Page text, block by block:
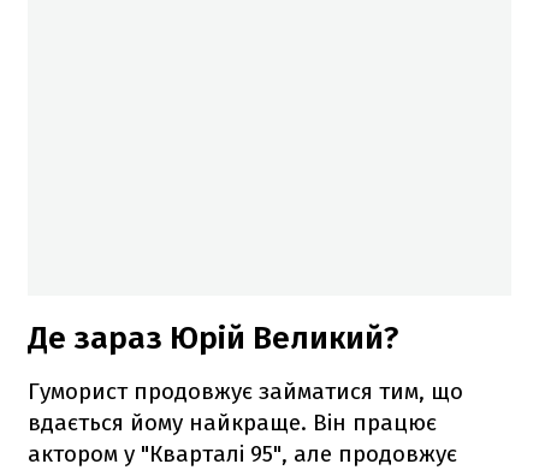
Де зараз Юрій Великий?
Гуморист продовжує займатися тим, що
вдається йому найкраще. Він працює
актором у "Кварталі 95", але продовжує